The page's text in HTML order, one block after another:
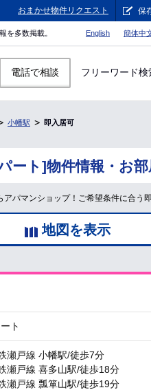
おまかせ物件リクエスト 保
を多数掲載。 English 簡体中
電話で相談 フリーワード検
小幡駅 即入居可
ート]物件情報・お部
パマンショップ！ご希望条件に合う
地図を表示
ト
瀬戸線 小幡駅/徒歩7分
瀬戸線 喜多山駅/徒歩18分
瀬戸線 瓢箪山駅/徒歩19分